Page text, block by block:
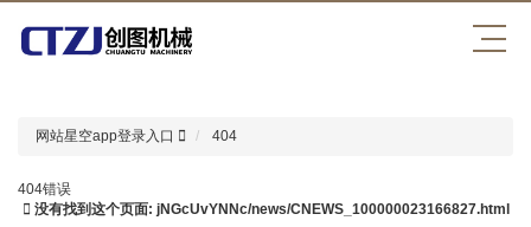
星空app登录入口
网站星空app登录入口 404
404错误
没有找到这个页面: jNGcUvYNNc/news/CNEWS_100000023166827.html